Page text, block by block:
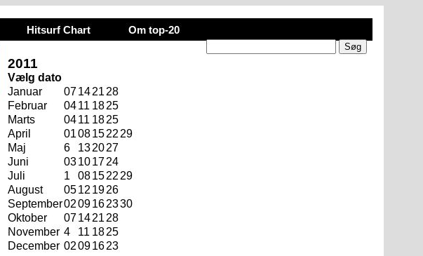
Hitsurf Chart Om top-20
2011
Vælg dato
Januar
071421 28
Februar
0411 1825
Marts
0411 1825
April
01081522 29
Maj
6 132027
Juni
03101724
Juli
1 081522 29
August
0512 1926
September0209162330
Oktober
071421 28
November 4 11 1825
December 02091623